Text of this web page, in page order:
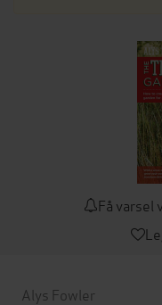
Få varsel
Alys Fowler